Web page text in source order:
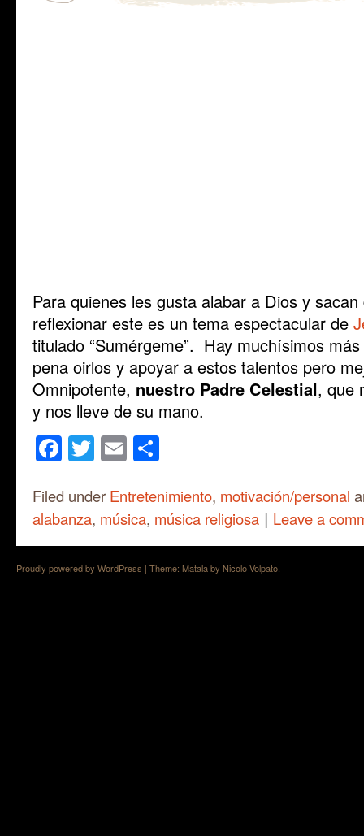
Para quienes les gusta alabar a Dios y
reflexionar este es un tema espectacular de
titulado “Sumérgeme”. Hay muchísimos
pena oirlos y apoyar a estos talentos pero
Omnipotente, nuestro Padre Celestial, que
y nos lleve de su mano.
Facebook
Twitter
Email
Filed under Entretenimiento, motivación/personal
alabanza, música, música religiosa | Leave a
Proudly powered by WordPress | Theme: Matala by Nicolo Volpato